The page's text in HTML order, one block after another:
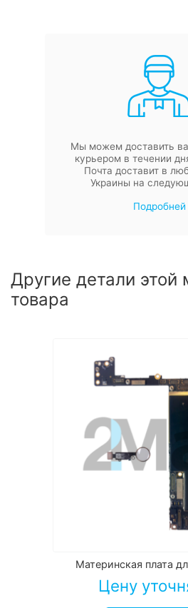
Мы можем доставить
курьером в течении
Почта доставит в
Украины на
Подробней
Другие детали этой
товара
Материнская плата
Цену